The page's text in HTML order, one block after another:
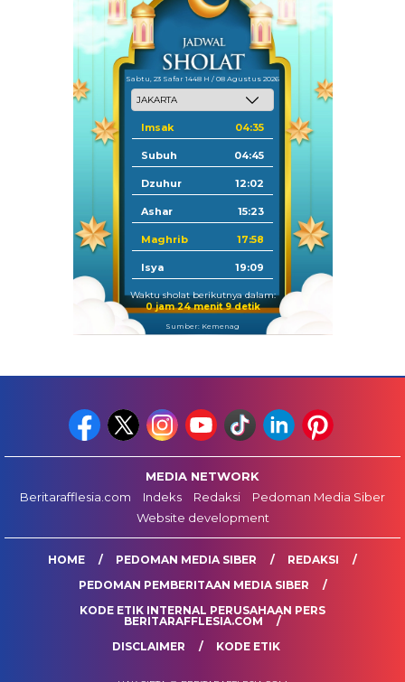
Sabtu, 23 Safar 1448 H / 08 Agustus 2026
Imsak 04:35
Subuh 04:45
Dzuhur 12:02
Ashar 15:23
Maghrib 17:58
Isya 19:09
Waktu sholat berikutnya dalam:
0 jam 24 menit 9 detik
Sumber: Kemenag
MEDIA NETWORK
Beritarafflesia.com
Indeks Redaksi
Pedoman Media Siber
Website development
HOME PEDOMAN MEDIA SIBER
REDAKSI
PEDOMAN PEMBERITAAN MEDIA SIBER
KODE ETIK INTERNAL PERUSAHAAN PERS
BERITARAFFLESIA.COM
DISCLAIMER
KODE ETIK